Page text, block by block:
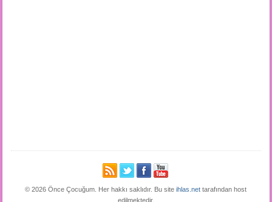
© 2026 Önce Çocuğum. Her hakkı saklıdır. Bu siteihlas.net tarafından host
edilmektedir.